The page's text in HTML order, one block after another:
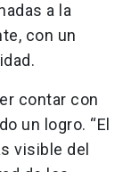
a la
con un
contar con
un logro. “El
visible del